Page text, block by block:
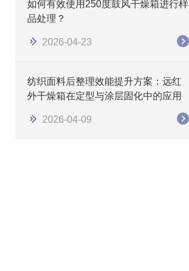
如何有效使用250度鼓风干燥箱进行样
品处理？
2026-04-23
纺织面料后整理效能提升方案：远红
外干燥箱在定型与涂层固化中的应用
2026-04-09